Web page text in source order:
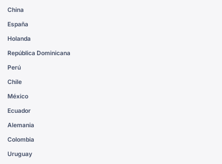
China
España
Holanda
República Dominicana
Perú
Chile
México
Ecuador
Alemania
Colombia
Uruguay